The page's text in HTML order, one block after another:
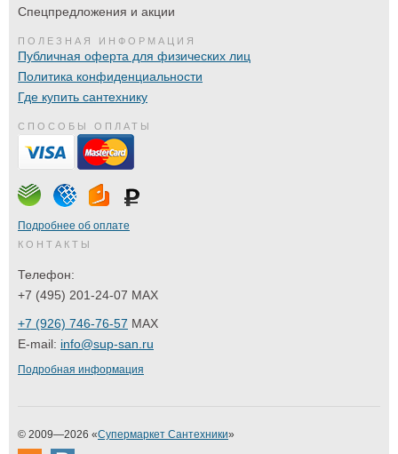
Спецпредложения и акции
ПОЛЕЗНАЯ ИНФОРМАЦИЯ
Публичная оферта для физических лиц
Политика конфиденциальности
Где купить сантехнику
СПОСОБЫ ОПЛАТЫ
Подробнее об оплате
КОНТАКТЫ
Телефон:
+7 (495) 201-24-07 MAX
+7 (926) 746-76-57 MAX
E-mail: info@sup-san.ru
Подробная информация
© 2009—2026 «Супермаркет Сантехники»